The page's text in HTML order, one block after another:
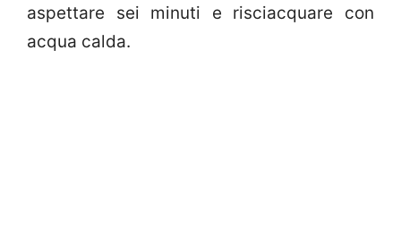
aspettare sei minuti e risciacquare con
acqua calda.